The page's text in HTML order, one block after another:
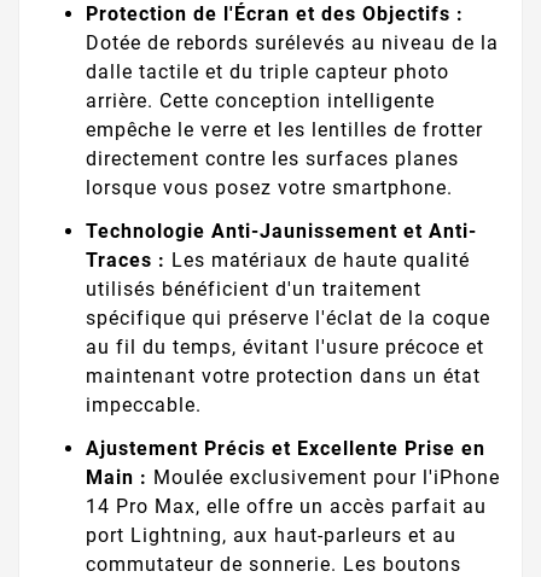
Protection de l'Écran et des Objectifs :
Dotée de rebords surélevés au niveau de la
dalle tactile et du triple capteur photo
arrière. Cette conception intelligente
empêche le verre et les lentilles de frotter
directement contre les surfaces planes
lorsque vous posez votre smartphone.
Technologie Anti-Jaunissement et Anti-
Traces : Les matériaux de haute qualité
utilisés bénéficient d'un traitement
spécifique qui préserve l'éclat de la coque
au fil du temps, évitant l'usure précoce et
maintenant votre protection dans un état
impeccable.
Ajustement Précis et Excellente Prise en
Main : Moulée exclusivement pour l'iPhone
14 Pro Max, elle offre un accès parfait au
port Lightning, aux haut-parleurs et au
commutateur de sonnerie. Les boutons